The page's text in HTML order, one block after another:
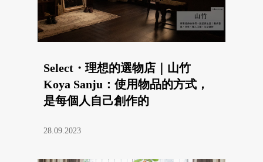
Select・理想的選物店｜山竹
Koya Sanju：使用物品的方式，
是每個人自己創作的
28.09.2023